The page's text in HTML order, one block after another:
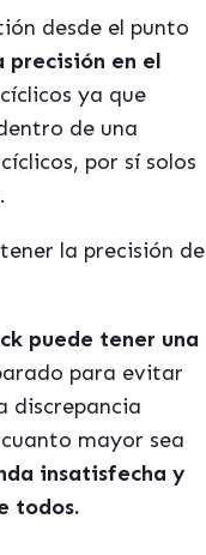
desde el punto
precisión en el
ya que
de una
por sí solos
la precisión de
puede tener una
para evitar
discrepancia
mayor sea
insatisfecha y
todos.